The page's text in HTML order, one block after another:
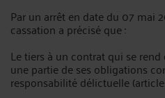
Par un arrêt en date du 07 mai
cassation a précisé que :
Le tiers à un contrat qui se
une partie de ses obligations
responsabilité délictuelle